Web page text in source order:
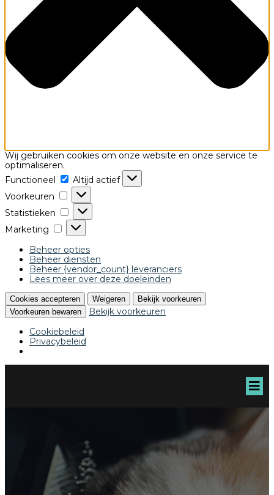
Wij gebruiken cookies om onze website en onze service te
optimaliseren.
Functioneel
Functioneel
Altijd actief
Voorkeuren
Voorkeuren
Statistieken
Statistieken
Marketing
Marketing
Beheer opties
Beheer diensten
Beheer {vendor_count} leveranciers
Lees meer over deze doeleinden
Cookies accepteren Weigeren
Bekijk voorkeuren
Voorkeuren bewaren
Bekijk voorkeuren
Cookiebeleid
Privacybeleid